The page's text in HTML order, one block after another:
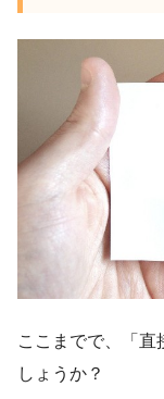
ここまでで、「直
しょうか？